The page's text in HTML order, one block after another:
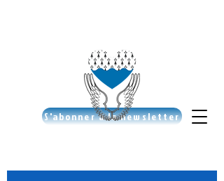
S'abonner à la newsletter